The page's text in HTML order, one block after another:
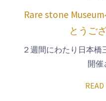
Rare stone
とうご
２週間にわたり日本橋
開